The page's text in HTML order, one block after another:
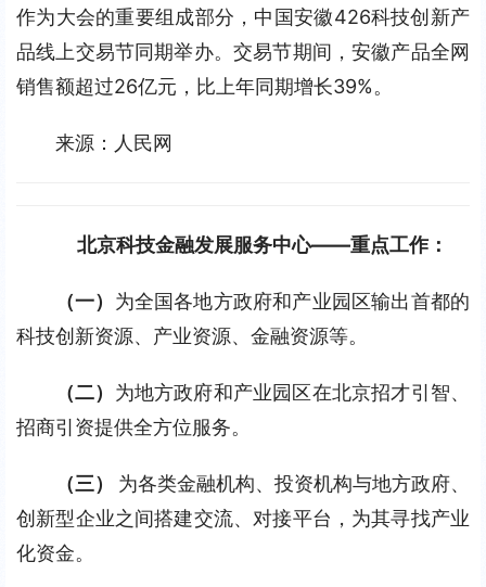
作为大会的重要组成部分，中国安徽426科技创新产
品线上交易节同期举办。交易节期间，安徽产品全网
销售额超过26亿元，比上年同期增长39%。
来源：人民网
北京科技金融发展服务中心——重点工作：
（一） 为全国各地方政府和产业园区输出首都的
科技创新资源、产业资源、金融资源等。
（二） 为地方政府和产业园区在北京招才引智、
招商引资提供全方位服务。
（三） 为各类金融机构、投资机构与地方政府、
创新型企业之间搭建交流、对接平台，为其寻找产业
化资金。